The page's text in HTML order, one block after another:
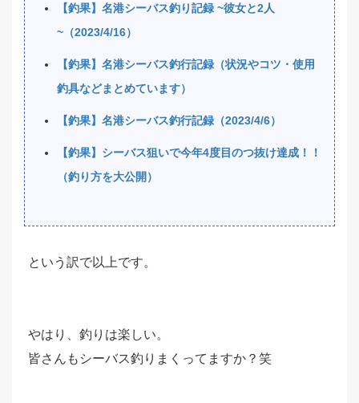
【釣果】名港シーバス釣り記録 ~彼女と2人
~（2023/4/16）
【釣果】名港シーバス釣行記録（状況やコツ・使用
釣具などまとめています）
【釣果】名港シーバス釣行記録（2023/4/6）
【釣果】シーバス狙いで今年4度目のつ抜け達成！！
（釣り方を大公開）
という訳で以上です。
やはり、釣りは楽しい。
皆さんもシーバス釣りまくってますか？笑